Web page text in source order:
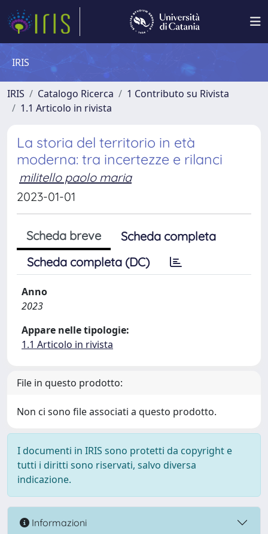
IRIS
IRIS Catalogo Ricerca
1 Contributo su Rivista
1.1 Articolo in rivista
La storia del territorio in età
moderna: tra incertezze e rilanci
militello paolo maria
2023-01-01
Scheda breve
Scheda completa
Scheda completa (DC)
Anno
2023
Appare nelle tipologie:
1.1 Articolo in rivista
File in questo prodotto:
Non ci sono file associati a questo prodotto.
I documenti in IRIS sono protetti da copyright e
tutti i diritti sono riservati, salvo diversa
indicazione.
Informazioni